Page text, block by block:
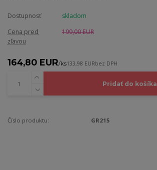
Dostupnosť
skladom
Cena pred
zľavou
199,00 EUR
164,80 EUR/ks133,98 EURbez DPH
Pridať do košíka
Číslo produktu: GR215